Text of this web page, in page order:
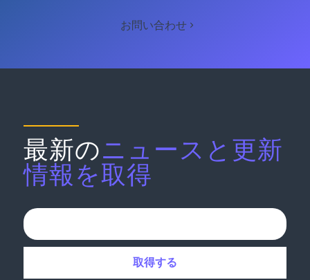
お問い合わせ
最新のニュースと更新
情報を取得